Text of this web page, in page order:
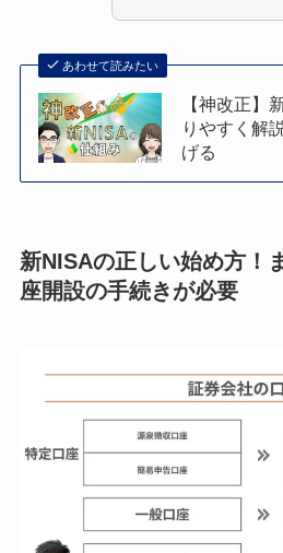
あわせて読みたい
【神改正】
りやすく解
げる
新NISAの正しい始め方！
座開設の手続きが必要